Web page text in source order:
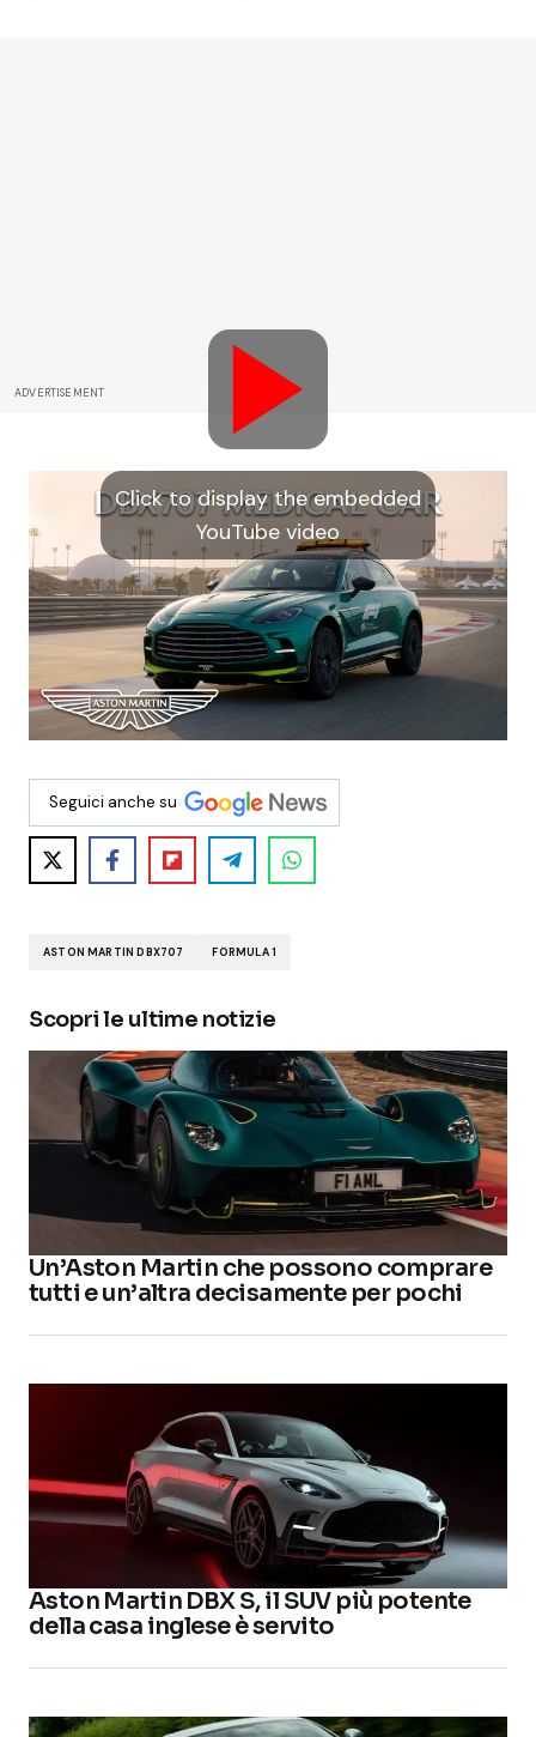
ADVERTISEMENT
Click to display the embedded
YouTube video
Seguici anche su
ASTON MARTIN DBX707 FORMULA 1
Scopri le ultime notizie
Un’Aston Martin che possono comprare
tutti e un’altra decisamente per pochi
Aston Martin DBX S, il SUV più potente
della casa inglese è servito